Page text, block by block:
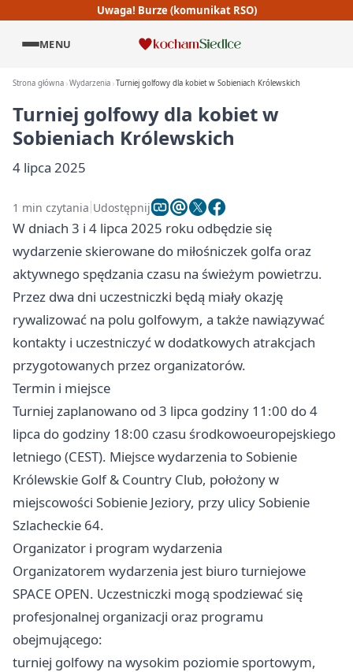
Uwaga! Burze (komunikat RSO)
MENU
Strona główna Wydarzenia Turniej golfowy dla kobiet w Sobieniach Królewskich
Turniej golfowy dla kobiet w
Sobieniach Królewskich
4 lipca 2025
1 min czytania Udostępnij
W dniach 3 i 4 lipca 2025 roku odbędzie się
wydarzenie skierowane do miłośniczek golfa oraz
aktywnego spędzania czasu na świeżym powietrzu.
Przez dwa dni uczestniczki będą miały okazję
rywalizować na polu golfowym, a także nawiązywać
kontakty i uczestniczyć w dodatkowych atrakcjach
przygotowanych przez organizatorów.
Termin i miejsce
Turniej zaplanowano od 3 lipca godziny 11:00 do 4
lipca do godziny 18:00 czasu środkowoeuropejskiego
letniego (CEST). Miejsce wydarzenia to Sobienie
Królewskie Golf & Country Club, położony w
miejscowości Sobienie Jeziory, przy ulicy Sobienie
Szlacheckie 64.
Organizator i program wydarzenia
Organizatorem wydarzenia jest biuro turniejowe
SPACE OPEN. Uczestniczki mogą spodziewać się
profesjonalnej organizacji oraz programu
obejmującego:
turniej golfowy na wysokim poziomie sportowym,